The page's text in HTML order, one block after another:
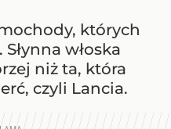
których
włoska
niż ta, która
czyli Lancia.